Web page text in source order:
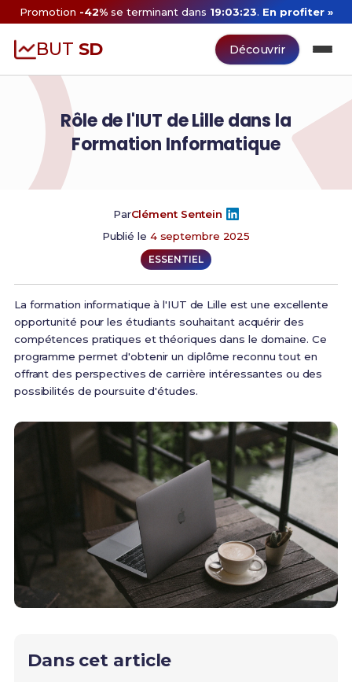
Promotion -42%se terminant dans 19:03:22. En profiter »
BUT SD Découvrir
Rôle de l'IUT de Lille dans la
Formation Informatique
ParClément Sentein
Publié le 4 septembre 2025
ESSENTIEL
La formation informatique à l'IUT de Lille est une excellente
opportunité pour les étudiants souhaitant acquérir des
compétences pratiques et théoriques dans le domaine. Ce
programme permet d'obtenir un diplôme reconnu tout en
offrant des perspectives de carrière intéressantes ou des
possibilités de poursuite d'études.
Dans cet article